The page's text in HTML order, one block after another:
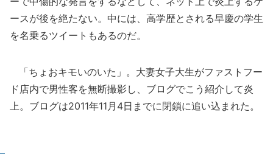
ースが後を絶たない。中には、高学歴とされる早慶の学生
を名乗るツイートもあるのだ。
「ちょおキモいのいた」。大妻女子大生がファストフー
ド店内で男性客を無断撮影し、ブログでこう紹介して炎
上。ブログは2011年11月4日までに閉鎖に追い込まれた。